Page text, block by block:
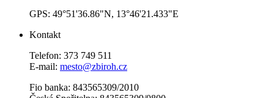
GPS: 49°51'36.86"N, 13°46'21.433"E
Kontakt
Telefon: 373 749 511
E-mail: mesto@zbiroh.cz
Fio banka: 843565309/2010